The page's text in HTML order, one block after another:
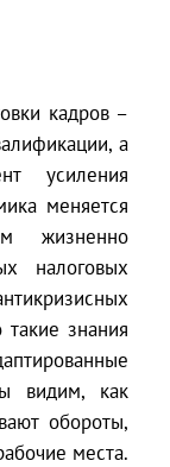
кадров –
а
усиления
меняется
жизненно
налоговых
знания
видим, как
обороты,
места.